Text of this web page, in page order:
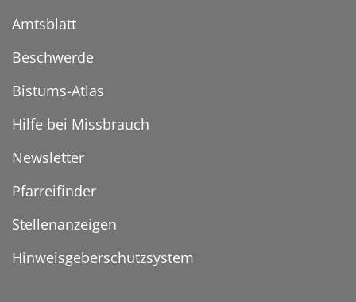
Amtsblatt
Beschwerde
Bistums-Atlas
Hilfe bei Missbrauch
Newsletter
Pfarreifinder
Stellenanzeigen
Hinweisgeberschutzsystem